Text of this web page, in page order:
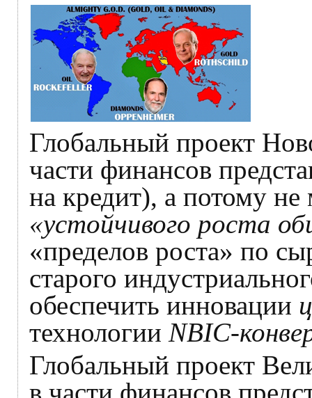
Глобальный проект
части финансов
на кредит), а потому не
«устойчивого роста
«пределов роста» по
старого
обеспечить инновации
технологии NBIC-
Глобальный проект